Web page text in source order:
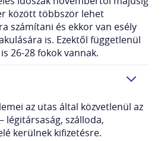
között többször lehet
számítani és ekkor van esély
is. Ezektől függetlenül
26-28 fokok vannak.
az utas által közvetlenül az
légitársaság, szálloda,
kerülnek kifizetésre.